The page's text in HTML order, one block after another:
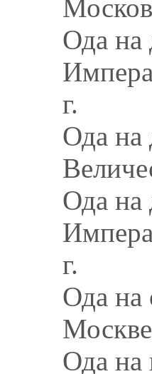
Ода на
г.
Ода на
Ода на
г.
Ода на
Ода на